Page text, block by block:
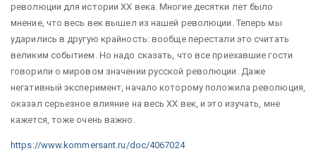
революции для истории XX века. Многие десятки лет было
мнение, что весь век вышел из нашей революции. Теперь мы
ударились в другую крайность: вообще перестали это считать
великим событием. Но надо сказать, что все приехавшие гости
говорили о мировом значении русской революции. Даже
негативный эксперимент, начало которому положила революция,
оказал серьезное влияние на весь XX век, и это изучать, мне
кажется, тоже очень важно.
https://www.kommersant.ru/doc/4067024